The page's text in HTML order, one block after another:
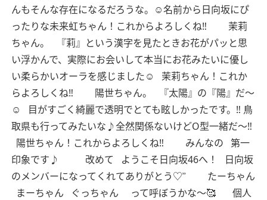
んもそんな存在になるだろうな。☺︎名前から日向坂にぴ
ったりな未来虹ちゃん！これからよろしくね‼︎
茉莉
ちゃん。
『莉』という漢字を見たときお花がパッと思
い浮かんで、実際にお会いして本当にお花みたいに優し
い柔らかいオーラを感じました☺︎
茉莉ちゃん！これか
らよろしくね‼︎
陽世ちゃん。
『太陽』の『陽』だ〜
☺︎
目がすごく綺麗で透明でとても眩しかったです。‼︎ 鳥
取県も行ってみたいな♪全然関係ないけどO型一緒だ〜‼︎
陽世ちゃん！これからよろしくね‼︎
みんなの 第一
印象です♪
改めて ようこそ日向坂46へ！
日向坂
のメンバーになってくれてありがとう♡︎ʾʾ
たーちゃん
まーちゃん
ぐっちゃん って呼ぼうかな〜🥰
個人